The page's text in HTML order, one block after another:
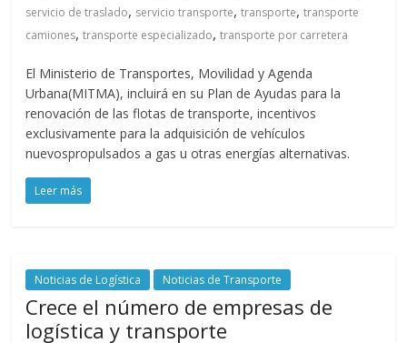
servicio de traslado, servicio transporte,transporte,transporte
camiones,transporte especializado,transporte por carretera
El Ministerio de Transportes, Movilidad y Agenda
Urbana(MITMA), incluirá en su Plan de Ayudas para la
renovación de las flotas de transporte, incentivos
exclusivamente para la adquisición de vehículos
nuevospropulsados a gas u otras energías alternativas.
Leer más
Noticias de Logística Noticias de Transporte
Crece el número de empresas de
logística y transporte